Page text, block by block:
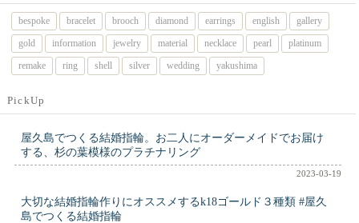
bespoke bracelet brooch diamond earrings english
gallery
gold
information jewelry material necklace pearl
platinum
remake
ring shell silver wedding yakushima
PickUp
屋久島でつくる結婚指輪。お二人にオーダーメイドでお届け
する、杉の葉模様のプラチナリング
2023-03-19
大切な結婚指輪作りにオススメするk18ゴールド３種類 #屋久
島でつくる結婚指輪